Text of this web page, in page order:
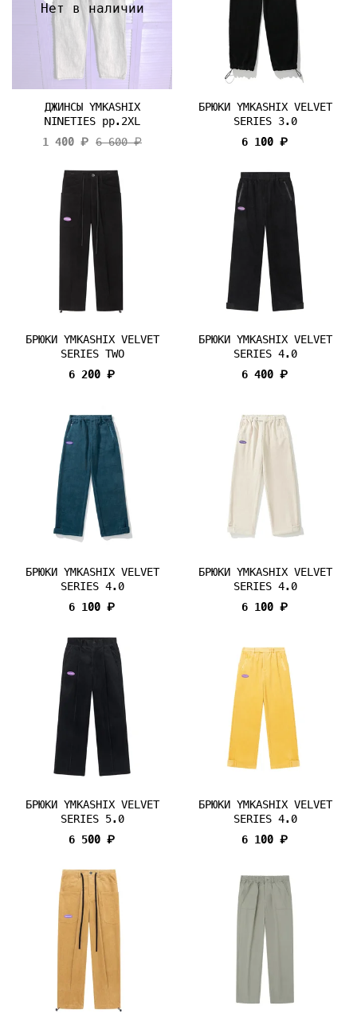
Нет в наличии
ДЖИНСЫ YMKASHIX
NINETIES pp.2XL
1 400 ₽ 6 600 ₽
БРЮКИ YMKASHIX VELVET
SERIES 3.0
6 100 ₽
БРЮКИ YMKASHIX VELVET
SERIES TWO
6 200 ₽
БРЮКИ YMKASHIX VELVET
SERIES 4.0
6 400 ₽
БРЮКИ YMKASHIX VELVET
SERIES 4.0
6 100 ₽
БРЮКИ YMKASHIX VELVET
SERIES 4.0
6 100 ₽
БРЮКИ YMKASHIX VELVET
SERIES 5.0
6 500 ₽
БРЮКИ YMKASHIX VELVET
SERIES 4.0
6 100 ₽